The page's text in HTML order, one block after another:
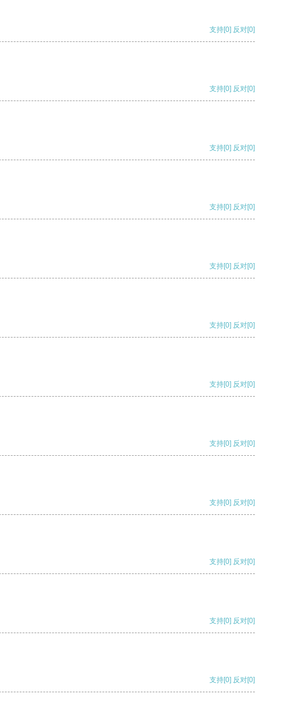
支持[0] 反对[0]
支持[0] 反对[0]
支持[0] 反对[0]
支持[0] 反对[0]
支持[0] 反对[0]
支持[0] 反对[0]
支持[0] 反对[0]
支持[0] 反对[0]
支持[0] 反对[0]
支持[0] 反对[0]
支持[0] 反对[0]
支持[0] 反对[0]